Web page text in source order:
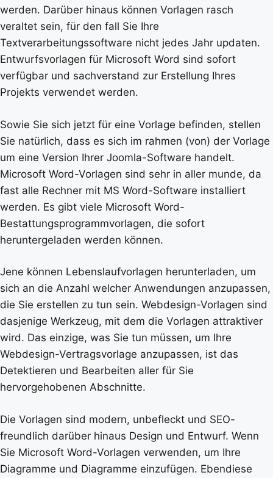
werden. Darüber hinaus können Vorlagen rasch
veraltet sein, für den fall Sie Ihre
Textverarbeitungssoftware nicht jedes Jahr updaten.
Entwurfsvorlagen für Microsoft Word sind sofort
verfügbar und sachverstand zur Erstellung Ihres
Projekts verwendet werden.
Sowie Sie sich jetzt für eine Vorlage befinden, stellen
Sie natürlich, dass es sich im rahmen (von) der Vorlage
um eine Version Ihrer Joomla-Software handelt.
Microsoft Word-Vorlagen sind sehr in aller munde, da
fast alle Rechner mit MS Word-Software installiert
werden. Es gibt viele Microsoft Word-
Bestattungsprogrammvorlagen, die sofort
heruntergeladen werden können.
Jene können Lebenslaufvorlagen herunterladen, um
sich an die Anzahl welcher Anwendungen anzupassen,
die Sie erstellen zu tun sein. Webdesign-Vorlagen sind
dasjenige Werkzeug, mit dem die Vorlagen attraktiver
wird. Das einzige, was Sie tun müssen, um Ihre
Webdesign-Vertragsvorlage anzupassen, ist das
Detektieren und Bearbeiten aller für Sie
hervorgehobenen Abschnitte.
Die Vorlagen sind modern, unbefleckt und SEO-
freundlich darüber hinaus Design und Entwurf. Wenn
Sie Microsoft Word-Vorlagen verwenden, um Ihre
Diagramme und Diagramme einzufügen. Ebendiese